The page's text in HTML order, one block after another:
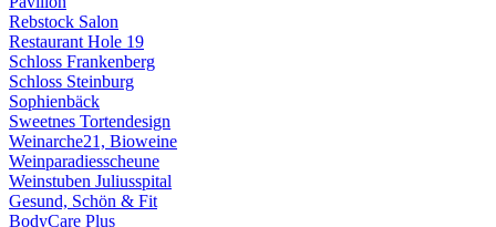
Rebstock Salon
Restaurant Hole 19
Schloss Frankenberg
Schloss Steinburg
Sophienbäck
Sweetnes Tortendesign
Weinarche21, Bioweine
Weinparadiesscheune
Weinstuben Juliusspital
Gesund, Schön & Fit
BodyCare Plus